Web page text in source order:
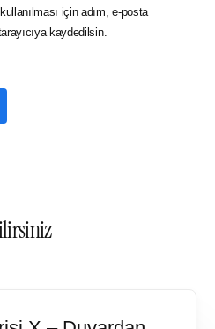
için adım, e-posta
kaydedilsin.